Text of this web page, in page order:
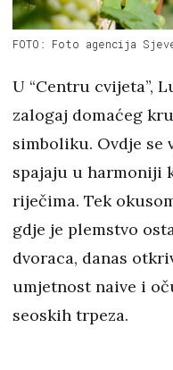
FOTO: Foto agencija
U “Centru cvijeta”,
zalogaj domaćeg
simboliku. Ovdje se
spajaju u harmoniji
riječima. Tek
gdje je plemstvo
dvoraca, danas
umjetnost naive i
seoskih trpeza.